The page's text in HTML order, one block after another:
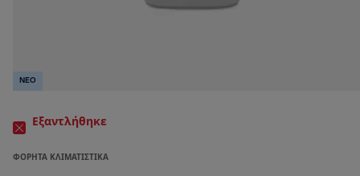
NEO
Εξαντλήθηκε
ΦΟΡΗΤΆ ΚΛΙΜΑΤΙΣΤΙΚΆ